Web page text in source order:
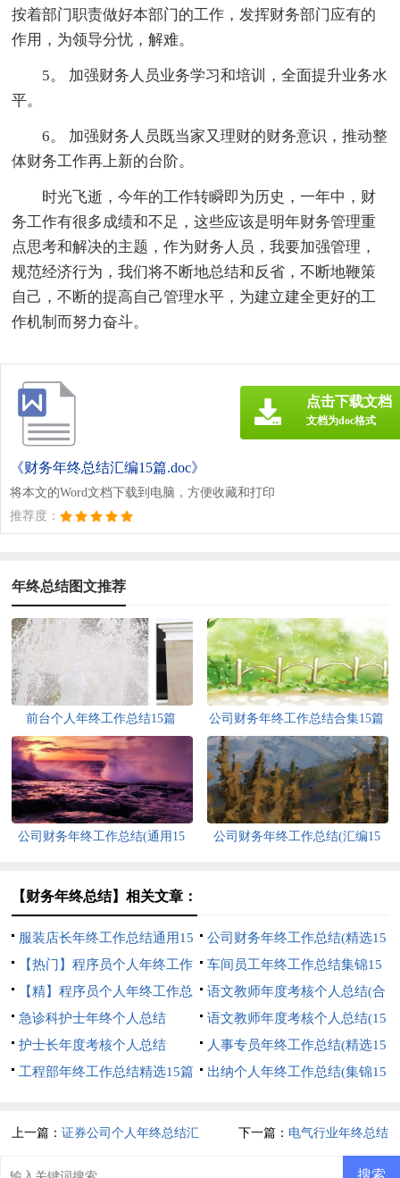
按着部门职责做好本部门的工作，发挥财务部门应有的
作用，为领导分忧，解难。
5。 加强财务人员业务学习和培训，全面提升业务水
平。
6。 加强财务人员既当家又理财的财务意识，推动整
体财务工作再上新的台阶。
时光飞逝，今年的工作转瞬即为历史，一年中，财
务工作有很多成绩和不足，这些应该是明年财务管理重
点思考和解决的主题，作为财务人员，我要加强管理，
规范经济行为，我们将不断地总结和反省，不断地鞭策
自己，不断的提高自己管理水平，为建立建全更好的工
作机制而努力奋斗。
《财务年终总结汇编15篇.doc》
将本文的Word文档下载到电脑，方便收藏和打印
推荐度：
点击下载文档
文档为doc格式
年终总结图文推荐
前台个人年终工作总结15篇 公司财务年终工作总结合集15篇
公司财务年终工作总结(通用15
公司财务年终工作总结(汇编15
【财务年终总结】相关文章：
服装店长年终工作总结通用15
篇
公司财务年终工作总结(精选15
篇)
【热门】程序员个人年终工作
总结
车间员工年终工作总结集锦15
篇
【精】程序员个人年终工作总
结
语文教师年度考核个人总结(合
集15篇)
急诊科护士年终个人总结
语文教师年度考核个人总结(15
篇)
护士长年度考核个人总结
人事专员年终工作总结(精选15
篇)
工程部年终工作总结精选15篇
出纳个人年终工作总结(集锦15
上一篇：证券公司个人年终总结汇 下一篇： 电气行业年终总结